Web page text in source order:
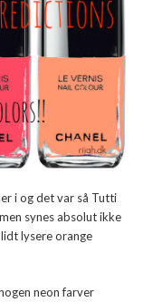
i og det var så Tutti
synes absolut ikke
lysere orange
neon farver